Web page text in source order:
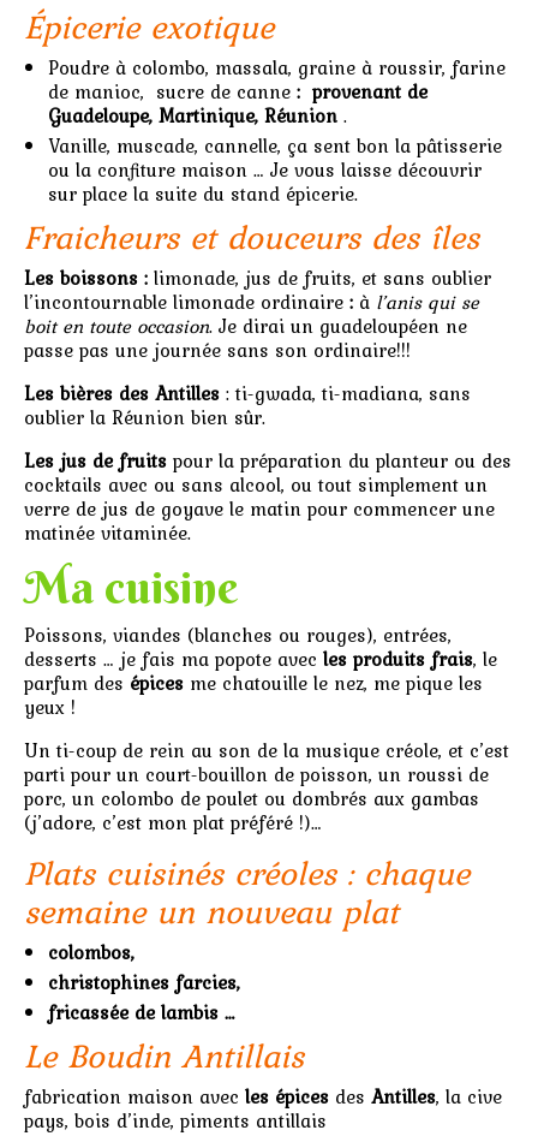
Épicerie exotique
Poudre à colombo, massala, graine à roussir, farine
de manioc, sucre de canne : provenant de
Guadeloupe, Martinique, Réunion .
Vanille, muscade, cannelle, ça sent bon la pâtisserie
ou la confiture maison … Je vous laisse découvrir
sur place la suite du stand épicerie.
Fraicheurs et douceurs des îles
Les boissons : limonade, jus de fruits, et sans oublier
l’incontournable limonade ordinaire : à l’anis qui se
boit en toute occasion. Je dirai un guadeloupéen ne
passe pas une journée sans son ordinaire!!!
Les bières des Antilles : ti-gwada, ti-madiana, sans
oublier la Réunion bien sûr.
Les jus de fruits pour la préparation du planteur ou des
cocktails avec ou sans alcool, ou tout simplement un
verre de jus de goyave le matin pour commencer une
matinée vitaminée.
Ma cuisine
Poissons, viandes (blanches ou rouges), entrées,
desserts … je fais ma popote avec les produits frais, le
parfum des épices me chatouille le nez, me pique les
yeux !
Un ti-coup de rein au son de la musique créole, et c’est
parti pour un court-bouillon de poisson, un roussi de
porc, un colombo de poulet ou dombrés aux gambas
(j’adore, c’est mon plat préféré !)…
Plats cuisinés créoles : chaque
semaine un nouveau plat
colombos,
christophines farcies,
fricassée de lambis …
Le Boudin Antillais
fabrication maison avec les épices des Antilles, la cive
pays, bois d’inde, piments antillais